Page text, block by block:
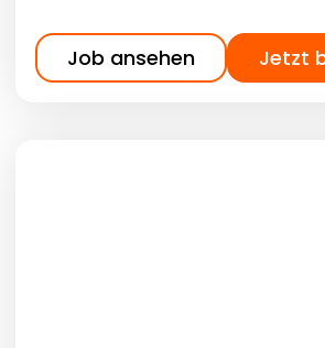
Job ansehen Jetzt